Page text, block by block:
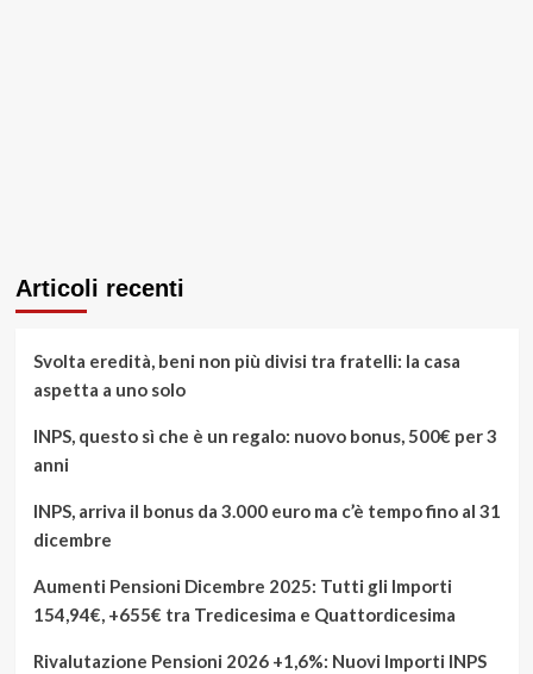
Articoli recenti
Svolta eredità, beni non più divisi tra fratelli: la casa
aspetta a uno solo
INPS, questo sì che è un regalo: nuovo bonus, 500€ per 3
anni
INPS, arriva il bonus da 3.000 euro ma c’è tempo fino al 31
dicembre
Aumenti Pensioni Dicembre 2025: Tutti gli Importi
154,94€, +655€ tra Tredicesima e Quattordicesima
Rivalutazione Pensioni 2026 +1,6%: Nuovi Importi INPS